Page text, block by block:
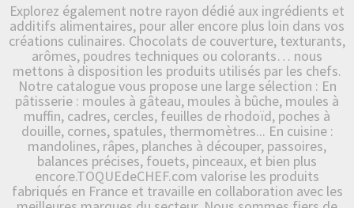
Explorez également notre rayon dédié aux ingrédients et
additifs alimentaires, pour aller encore plus loin dans vos
créations culinaires. Chocolats de couverture, texturants,
arômes, poudres techniques ou colorants… nous
mettons à disposition les produits utilisés par les chefs.
Notre catalogue vous propose une large sélection : En
pâtisserie : moules à gâteau, moules à bûche, moules à
muffin, cadres, cercles, feuilles de rhodoïd, poches à
douille, cornes, spatules, thermomètres... En cuisine :
mandolines, râpes, planches à découper, passoires,
balances précises, fouets, pinceaux, et bien plus
encore.TOQUEdeCHEF.com valorise les produits
fabriqués en France et travaille en collaboration avec les